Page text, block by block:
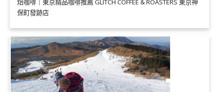
焙咖啡｜東京精品咖啡推薦 GLITCH COFFEE & ROASTERS 東京神
保町發跡店